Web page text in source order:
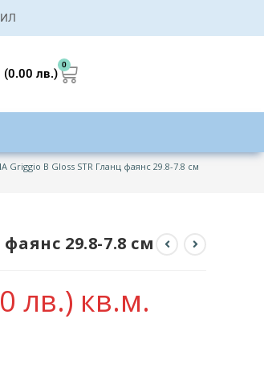
(0.00 лв.)
0
Griggio B Gloss STR Гланц фаянс 29.8-7.8 см
29.8-7.8 см
лв.) кв.м.